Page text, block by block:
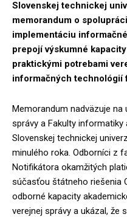
Slovenskej technickej
memorandum o
implementáciu
prepojí výskumné
praktickými potrebami
informačných technológií
Memorandum nadväzuje
správy a Fakulty
Slovenskej technickej
minulého roka. Odborníci z
Notifikátora okamžitých
súčasťou štátneho riešenia
odborné kapacity
verejnej správy a ukázal, že